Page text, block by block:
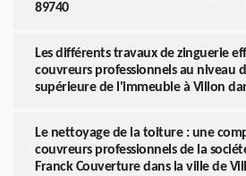
89740
Les différents travaux de zinguerie
couvreurs professionnels au niveau
supérieure de l'immeuble à Villon
Le nettoyage de la toiture : une
couvreurs professionnels de la
Franck Couverture dans la ville de